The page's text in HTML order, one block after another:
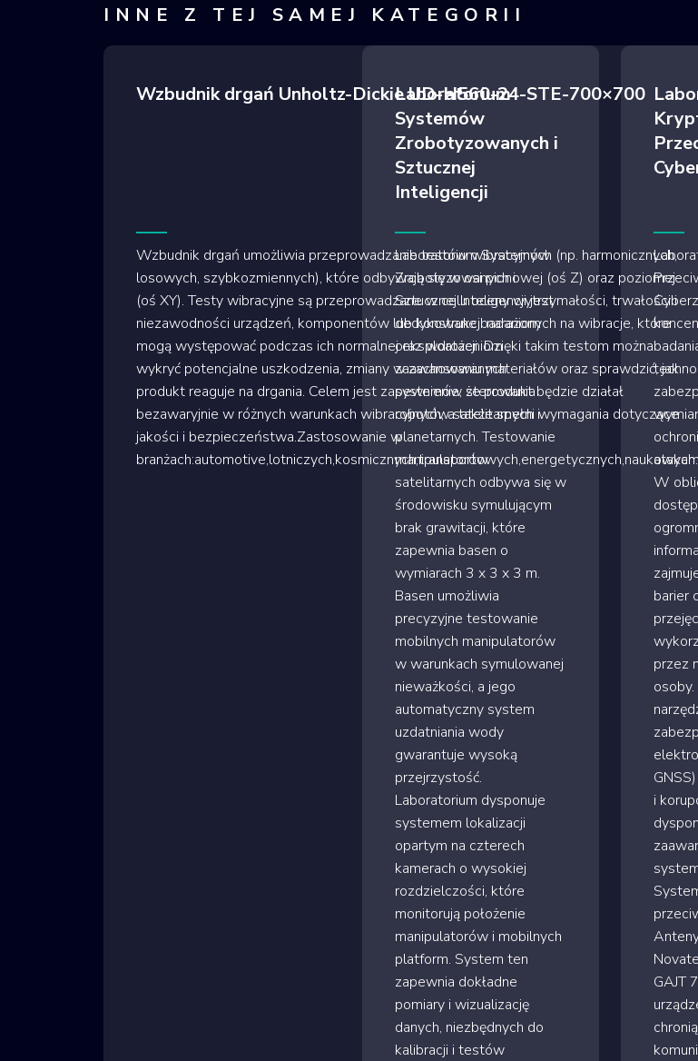
INNE Z TEJ SAMEJ KATEGORII
Wzbudnik drgań Unholtz-Dickie UD-H560-24-STE-700×700
Wzbudnik drgań umożliwia przeprowadzanie testów wibracyjnych (np. harmonicznych,
losowych, szybkozmiennych), które odbywają się w osi pionowej (oś Z) oraz poziomej
(oś XY). Testy wibracyjne są przeprowadzane w celu oceny wytrzymałości, trwałości i
niezawodności urządzeń, komponentów lub konstrukcji narażonych na wibracje, które
mogą występować podczas ich normalnej eksploatacji. Dzięki takim testom można
wykryć potencjalne uszkodzenia, zmiany w zachowaniu materiałów oraz sprawdzić, jak
produkt reaguje na drgania. Celem jest zapewnienie, że produkt będzie działał
bezawaryjnie w różnych warunkach wibracyjnych, a także spełni wymagania dotyczące
jakości i bezpieczeństwa.Zastosowanie w
branżach:automotive,lotniczych,kosmicznych,transportowych,energetycznych,naukowych.
Laboratorium
Systemów
Zrobotyzowanych i
Sztucznej
Inteligencji
Laboratorium Systemów
Zrobotyzowanych i
Sztucznej Inteligencji jest
dedykowane badaniom
oraz wdrożeniom
zaawansowanych
systemów sterowania
robotów satelitarnych i
planetarnych. Testowanie
manipulatorów
satelitarnych odbywa się w
środowisku symulującym
brak grawitacji, które
zapewnia basen o
wymiarach 3 x 3 x 3 m.
Basen umożliwia
precyzyjne testowanie
mobilnych manipulatorów
w warunkach symulowanej
nieważkości, a jego
automatyczny system
uzdatniania wody
gwarantuje wysoką
przejrzystość.
Laboratorium dysponuje
systemem lokalizacji
opartym na czterech
kamerach o wysokiej
rozdzielczości, które
monitorują położenie
manipulatorów i mobilnych
platform. System ten
zapewnia dokładne
pomiary i wizualizację
danych, niezbędnych do
kalibracji i testów
W
barier
przez
i
GAJT